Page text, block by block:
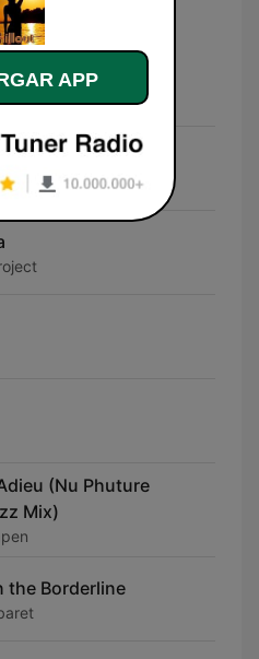
30 días
Coffee
(Nu Phuture
Mix)
the Borderline
APP